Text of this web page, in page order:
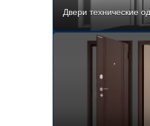
Двери технические